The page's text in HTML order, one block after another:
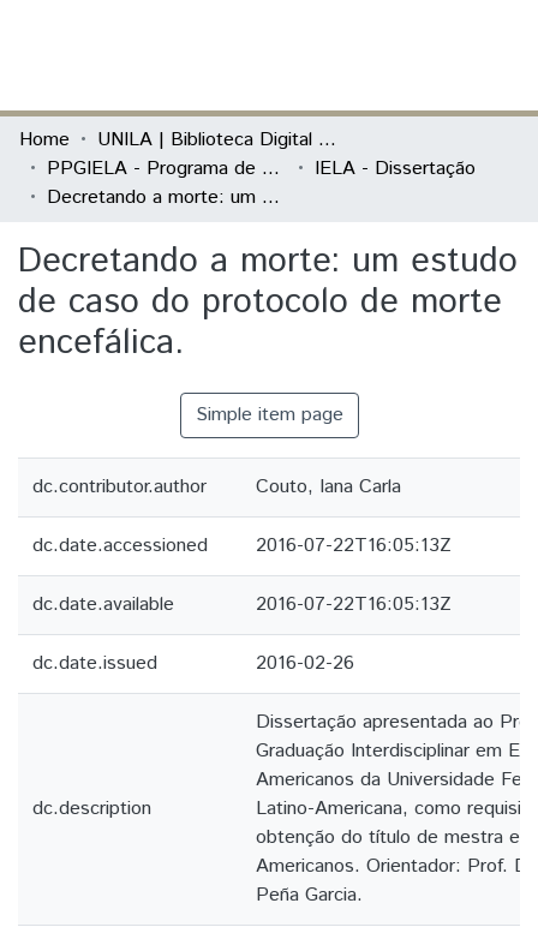
Communities & Collections
All of DSpace
Home
UNILA | Biblioteca Digital de Dissertações e Teses
PPGIELA - Programa de Pós-Graduação Interdisciplinar em Estudos Latino-Americanos
IELA - Dissertação
Decretando a morte: um estudo de caso do protocolo de morte encefálica.
Decretando a morte: um estudo
de caso do protocolo de morte
encefálica.
Simple item page
dc.contributor.author Couto, Iana Carla
dc.date.accessioned 2016-07-22T16:05:13Z
dc.date.available 2016-07-22T16:05:13Z
dc.date.issued 2016-02-26
dc.description
Dissertação apresentada ao
Graduação Interdisciplinar em
Americanos da Universidade
Latino-Americana, como
obtenção do título de mestra
Americanos. Orientador: Prof.
Peña Garcia.